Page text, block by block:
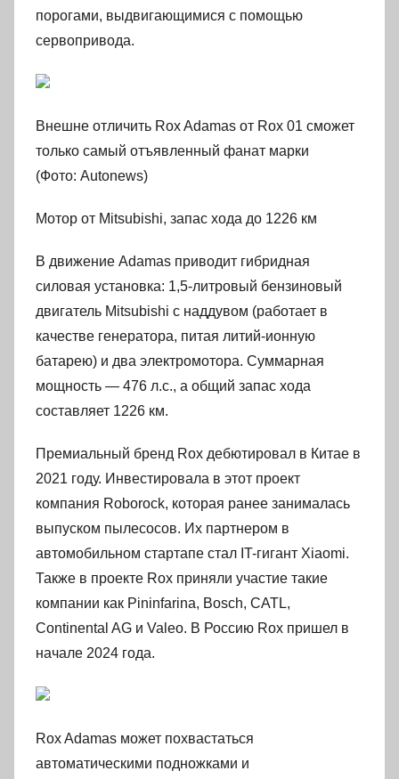
порогами, выдвигающимися с помощью
сервопривода.
Внешне отличить Rox Adamas от Rox 01 сможет
только самый отъявленный фанат марки
(Фото: Autonews)
Мотор от Mitsubishi, запас хода до 1226 км
В движение Adamas приводит гибридная
силовая установка: 1,5-литровый бензиновый
двигатель Mitsubishi с наддувом (работает в
качестве генератора, питая литий-ионную
батарею) и два электромотора. Суммарная
мощность — 476 л.с., а общий запас хода
составляет 1226 км.
Премиальный бренд Rox дебютировал в Китае в
2021 году. Инвестировала в этот проект
компания Roborock, которая ранее занималась
выпуском пылесосов. Их партнером в
автомобильном стартапе стал IT-гигант Xiaomi.
Также в проекте Rox приняли участие такие
компании как Pininfarina, Bosch, CATL,
Continental AG и Valeo. В Россию Rox пришел в
начале 2024 года.
Rox Adamas может похвастаться
автоматическими подножками и